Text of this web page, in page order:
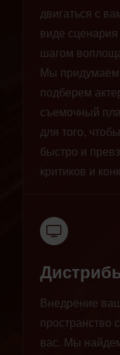
двигаться с
виде
шагом
Мы
подберем
съемочный
для того,
быстро и
критиков и
Внедрение
пространство
вас. Мы